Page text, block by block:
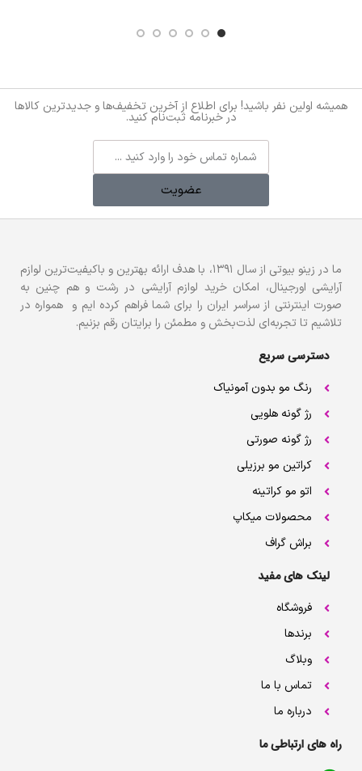
همیشه اولین نفر باشید! برای اطلاع از آخرین تخفیف‌ها و جدیدترین کالاها
در خبرنامه ثبت‌نام کنید.
عضویت
ما در زینو بیوتی از سال ۱۳۹۱، با هدف ارائه بهترین و باکیفیت‌ترین لوازم
آرایشی اورجینال، امکان خرید لوازم آرایشی در رشت و هم چنین به
صورت اینترنتی از سراسر ایران را برای شما فراهم کرده ایم و همواره در
تلاشیم تا تجربه‌ای لذت‌بخش و مطمئن را برایتان رقم بزنیم.
دسترسی سریع
رنگ مو بدون آمونیاک
رژ گونه هلویی
رژ گونه صورتی
کراتین مو برزیلی
اتو مو کراتینه
محصولات میکاپ
براش گراف
لینک های مفید
فروشگاه
برندها
وبلاگ
تماس با ما
درباره ما
راه های ارتباطی ما